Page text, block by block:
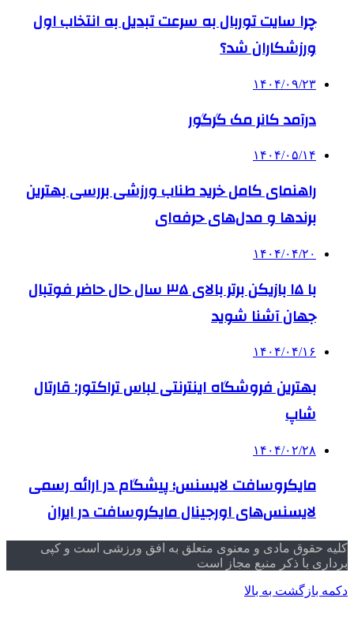
چرا سایت توربال به ‌سرعت تبدیل به انتخاب اول
ورزشکاران شد؟
۱۴۰۴/۰۹/۲۳
درآمد کانر مک گرگور
۱۴۰۴/۰۵/۱۴
راهنمای کامل خرید طناب ورزشی بررسی بهترین
برندها و مدل‌های حرفه‌ای
۱۴۰۴/۰۴/۲۰
با ۱۵ بازیکن برتر بالای ۳۵ سال حال حاضر فوتبال
جهان آشنا شوید
۱۴۰۴/۰۴/۱۶
بهترین فروشگاه اینترنتی لباس تراکتور: قارتال
شاپ
۱۴۰۴/۰۲/۲۸
مایکروسافت لایسنس؛ پیشگام در ارائه رسمی
لایسنس‌های اورجینال مایکروسافت در ایران
کلیه حقوق مادی و معنوی متعلق به افق ورزشی است و کپی
برداری با ذکر منبع مجاز است
دکمه بازگشت به بالا